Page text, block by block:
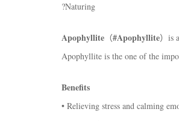
?Naturing
Apophyllite （#Apophyllite）is
Apophyllite is the one of the
Benefits
• Relieving stress and calming